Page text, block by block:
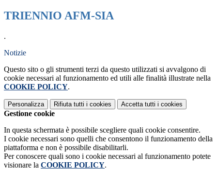
TRIENNIO AFM-SIA
.
Notizie
Questo sito o gli strumenti terzi da questo utilizzati si avvalgono di
cookie necessari al funzionamento ed utili alle finalità illustrate nella
COOKIE POLICY.
Personalizza Rifiuta tutti i cookies Accetta tutti i cookies
Gestione cookie
In questa schermata è possibile scegliere quali cookie consentire.
I cookie necessari sono quelli che consentono il funzionamento della
piattaforma e non è possibile disabilitarli.
Per conoscere quali sono i cookie necessari al funzionamento potete
visionare la COOKIE POLICY.